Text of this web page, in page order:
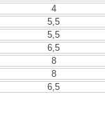
4
5,5
5,5
6,5
8
8
6,5